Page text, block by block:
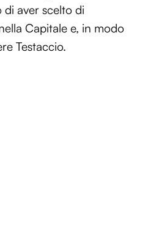
di aver scelto di
Capitale e, in modo
Testaccio.